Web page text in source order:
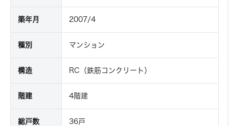
築年月 2007/4
種別 マンション
構造 RC（鉄筋コンクリート）
階建 4階建
総戸数 36戸